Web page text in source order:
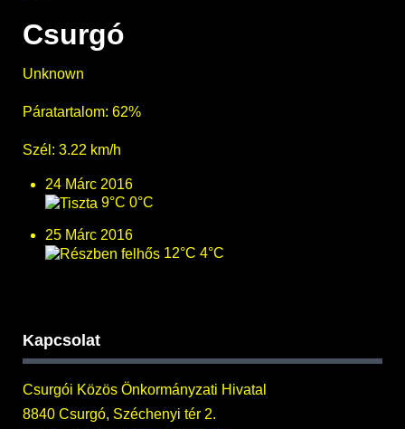
Csurgó
Unknown
Páratartalom: 62%
Szél: 3.22 km/h
24 Márc 2016
9°C 0°C
25 Márc 2016
12°C 4°C
Kapcsolat
Csurgói Közös Önkormányzati Hivatal
8840 Csurgó, Széchenyi tér 2.